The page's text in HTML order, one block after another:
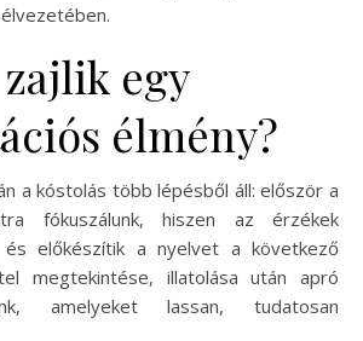
egy
élmény?
a kóstolás több lépésből áll: először a
fókuszálunk, hiszen az érzékek
és előkészítik a nyelvet a következő
megtekintése, illatolása után apró
amelyeket lassan, tudatosan